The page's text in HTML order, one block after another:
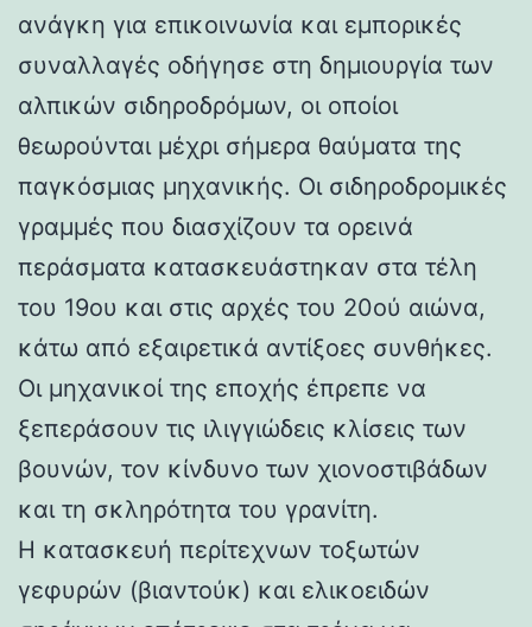
ανάγκη για επικοινωνία και εμπορικές
συναλλαγές οδήγησε στη δημιουργία των
αλπικών σιδηροδρόμων, οι οποίοι
θεωρούνται μέχρι σήμερα θαύματα της
παγκόσμιας μηχανικής. Οι σιδηροδρομικές
γραμμές που διασχίζουν τα ορεινά
περάσματα κατασκευάστηκαν στα τέλη
του 19ου και στις αρχές του 20ού αιώνα,
κάτω από εξαιρετικά αντίξοες συνθήκες.
Οι μηχανικοί της εποχής έπρεπε να
ξεπεράσουν τις ιλιγγιώδεις κλίσεις των
βουνών, τον κίνδυνο των χιονοστιβάδων
και τη σκληρότητα του γρανίτη.
Η κατασκευή περίτεχνων τοξωτών
γεφυρών (βιαντούκ) και ελικοειδών